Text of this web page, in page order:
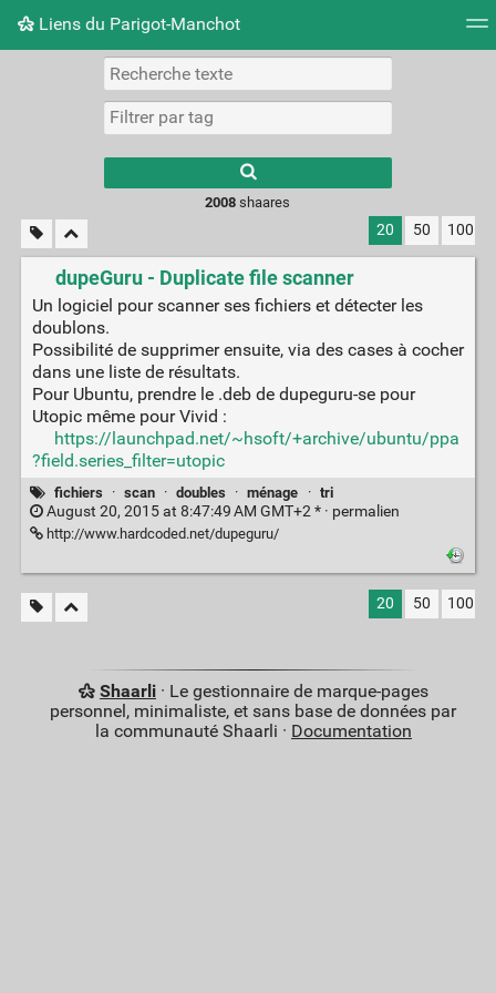
Liens du Parigot-Manchot
Nuage de tags Mur d'images
2008 shaares
20 50 100
dupeGuru - Duplicate file scanner
Un logiciel pour scanner ses fichiers et détecter les
doublons.
Possibilité de supprimer ensuite, via des cases à cocher
dans une liste de résultats.
Pour Ubuntu, prendre le .deb de dupeguru-se pour
Utopic même pour Vivid :
https://launchpad.net/~hsoft/+archive/ubuntu/ppa
?field.series_filter=utopic
fichiers · scan · doubles · ménage · tri
August 20, 2015 at 8:47:49 AM GMT+2 * · permalien
http://www.hardcoded.net/dupeguru/
20 50 100
Shaarli· Le gestionnaire de marque-pages
personnel, minimaliste, et sans base de données par
la communauté Shaarli · Documentation